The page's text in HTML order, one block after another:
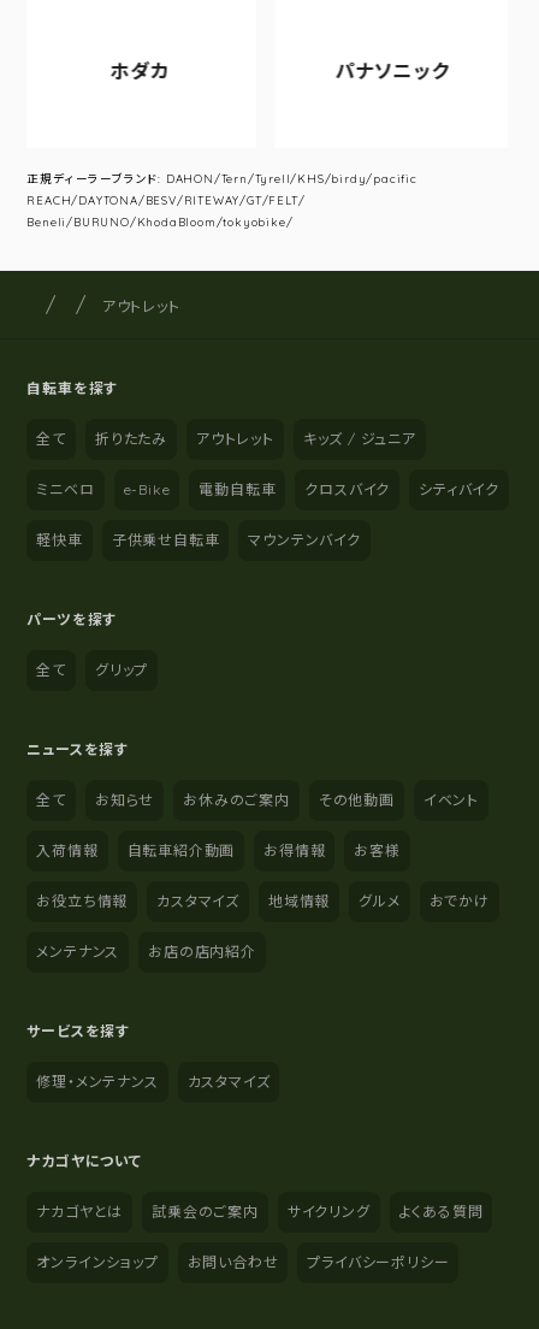
ホダカ パナソニック
正規ディーラーブランド: DAHON/Tern/Tyrell/KHS/birdy/pacific
REACH/DAYTONA/BESV/RITEWAY/GT/FELT/
Beneli/BURUNO/KhodaBloom/tokyobike/
サイト内の現在地
サイクルショップナカゴヤ
アウトレット
自転車を探す
全て 折りたたみ アウトレット キッズ / ジュニア
ミニベロ e-Bike 電動自転車 クロスバイク シティバイク
軽快車 子供乗せ自転車 マウンテンバイク
パーツを探す
全て グリップ
ニュースを探す
全て お知らせ お休みのご案内 その他動画 イベント
入荷情報 自転車紹介動画 お得情報 お客様
お役立ち情報 カスタマイズ 地域情報 グルメ おでかけ
メンテナンス お店の店内紹介
サービスを探す
修理・メンテナンス カスタマイズ
ナカゴヤについて
ナカゴヤとは 試乗会のご案内 サイクリング よくある質問
オンラインショップ お問い合わせ プライバシーポリシー